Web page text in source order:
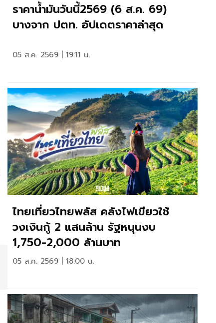
ราคาน้ำมันวันนี้2569 (6 ส.ค. 69)
บางจาก ปตท. อัปเดตราคาล่าสุด
05 ส.ค. 2569 | 19:11 น.
ไทยเที่ยวไทยพลัส คลังไฟเขียวใช้
วงเงินกู้ 2 แสนล้าน รัฐหนุนงบ
1,750-2,000 ล้านบาท
05 ส.ค. 2569 | 18:00 น.